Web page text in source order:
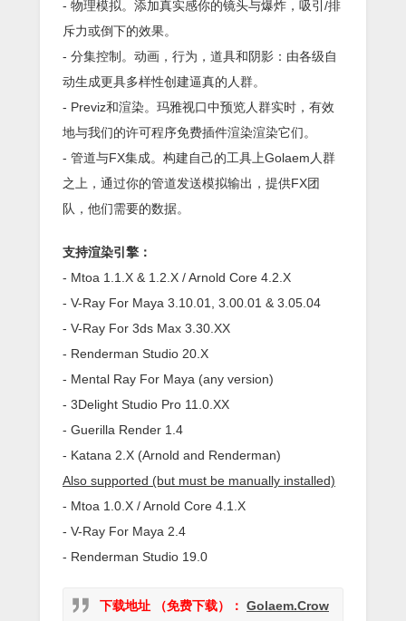
- 物理模拟。添加真实感你的镜头与爆炸，吸引/排
斥力或倒下的效果。
- 分集控制。动画，行为，道具和阴影：由各级自
动生成更具多样性创建逼真的人群。
- Previz和渲染。玛雅视口中预览人群实时，有效
地与我们的许可程序免费插件渲染渲染它们。
- 管道与FX集成。构建自己的工具上Golaem人群
之上，通过你的管道发送模拟输出，提供FX团
队，他们需要的数据。
支持渲染引擎：
- Mtoa 1.1.X & 1.2.X / Arnold Core 4.2.X
- V-Ray For Maya 3.10.01, 3.00.01 & 3.05.04
- V-Ray For 3ds Max 3.30.XX
- Renderman Studio 20.X
- Mental Ray For Maya (any version)
- 3Delight Studio Pro 11.0.XX
- Guerilla Render 1.4
- Katana 2.X (Arnold and Renderman)
Also supported (but must be manually installed)
- Mtoa 1.0.X / Arnold Core 4.1.X
- V-Ray For Maya 2.4
- Renderman Studio 19.0
下载地址 （免费下载）： Golaem.Crow